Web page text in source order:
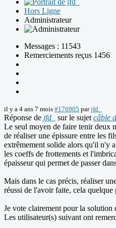
Hors Ligne
Administrateur
Messages : 11543
Remerciements reçus 1456
il y a 4 ans 7 mois #176905 parjfd_
Réponse de jfd_ sur le sujet câble
Le seul moyen de faire tenir deux
de réaliser une épissure entre les
extrêmement solide alors qu'il n'y
les coeffs de frottements et
épaisseur qui permet de passer
Mais dans le cas précis, réaliser
réussi de l'avoir faite, cela quelque
Je vote clairement pour la solution
Les utilisateur(s) suivant ont